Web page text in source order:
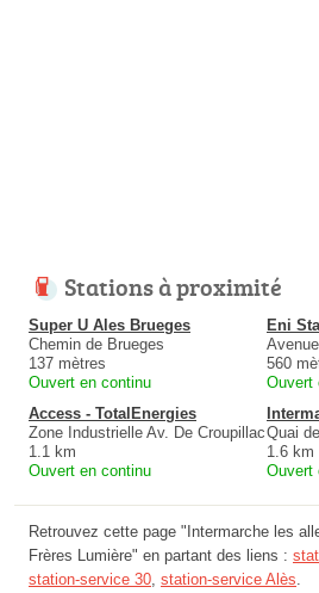
Stations à proximité
Super U Ales Brueges
Chemin de Brueges
137 mètres
Ouvert en continu
Eni
560
Ouvert
Access - TotalEnergies
Zone Industrielle Av. De Croupillac
1.1 km
Ouvert en continu
Quai
1.6 km
Ouvert
Retrouvez cette page "Intermarche les
Frères Lumière" en partant des liens :
station-service 30 station-service Alès